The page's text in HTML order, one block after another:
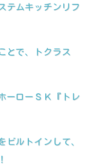
テムキッチンリフ
とで、トクラス
ーローＳＫ『トレ
ビルトインして、